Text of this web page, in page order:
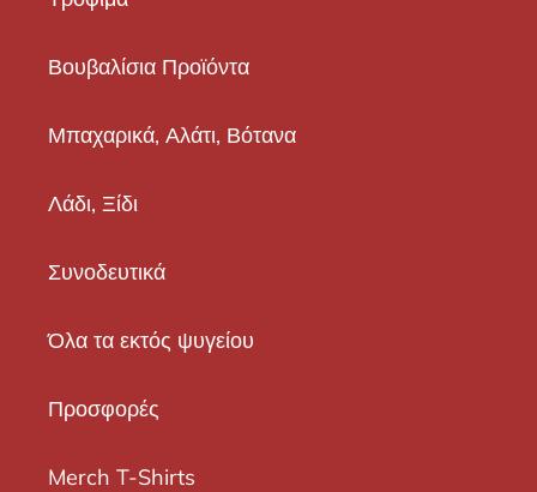
Βουβαλίσια Προϊόντα
Μπαχαρικά, Αλάτι, Βότανα
Λάδι, Ξίδι
Συνοδευτικά
Όλα τα εκτός ψυγείου
Προσφορές
Merch T-Shirts